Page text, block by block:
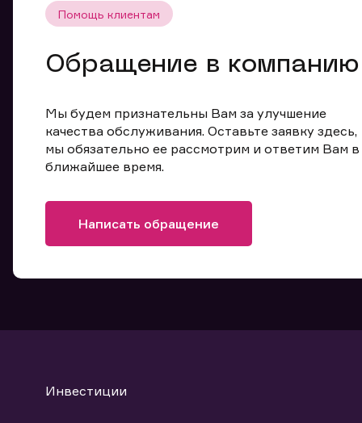
Помощь клиентам
Обращение в компанию
Мы будем признательны Вам за улучшение
качества обслуживания. Оставьте заявку здесь,
мы обязательно ее рассмотрим и ответим Вам в
ближайшее время.
Написать обращение
Инвестиции